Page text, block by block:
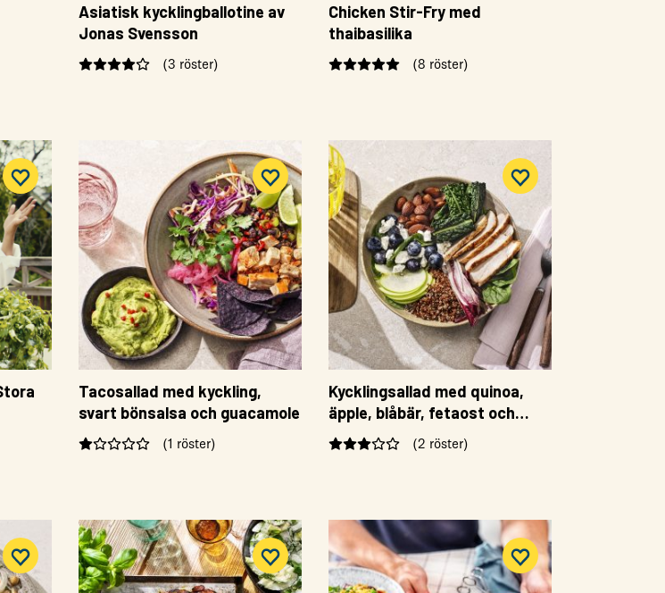
Asiatisk kycklingballotine av
Jonas Svensson
(3 röster)
Chicken Stir-Fry med
thaibasilika
(8 röster)
Tacosallad med kyckling,
svart bönsalsa och guacamole
(1 röster)
Kycklingsallad med quinoa,
äpple, blåbär, fetaost och
mandlar
(2 röster)